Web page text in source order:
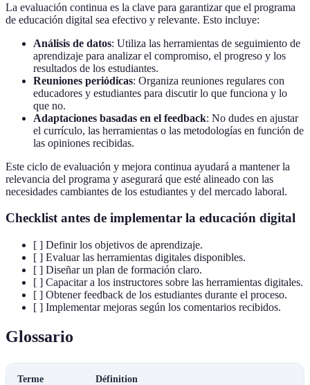
La evaluación continua es la clave para garantizar que el programa
de educación digital sea efectivo y relevante. Esto incluye:
Análisis de datos: Utiliza las herramientas de seguimiento de
aprendizaje para analizar el compromiso, el progreso y los
resultados de los estudiantes.
Reuniones periódicas: Organiza reuniones regulares con
educadores y estudiantes para discutir lo que funciona y lo
que no.
Adaptaciones basadas en el feedback: No dudes en ajustar
el currículo, las herramientas o las metodologías en función de
las opiniones recibidas.
Este ciclo de evaluación y mejora continua ayudará a mantener la
relevancia del programa y asegurará que esté alineado con las
necesidades cambiantes de los estudiantes y del mercado laboral.
Checklist antes de implementar la educación digital
[ ] Definir los objetivos de aprendizaje.
[ ] Evaluar las herramientas digitales disponibles.
[ ] Diseñar un plan de formación claro.
[ ] Capacitar a los instructores sobre las herramientas digitales.
[ ] Obtener feedback de los estudiantes durante el proceso.
[ ] Implementar mejoras según los comentarios recibidos.
Glossario
Terme Définition